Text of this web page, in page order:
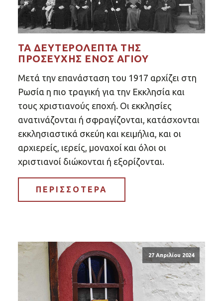
ΤΑ ΔΕΥΤΕΡΌΛΕΠΤΑ ΤΗΣ
ΠΡΟΣΕΥΧΉΣ ΕΝΌΣ ΑΓΊΟΥ
Μετά την επανάσταση του 1917 αρχίζει στη
Ρωσία η πιο τραγική για την Εκκλησία και
τους χριστιανούς εποχή. Οι εκκλησίες
ανατινάζονται ή σφραγίζονται, κατάσχονται
εκκλησιαστικά σκεύη και κειμήλια, και οι
αρχιερείς, ιερείς, μοναχοί και όλοι οι
χριστιανοί διώκονται ή εξορίζονται.
ΠΕΡΙΣΣΟΤΕΡΑ
27 Απριλίου 2024